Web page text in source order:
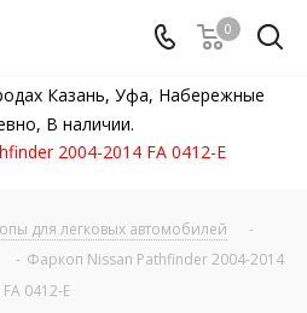
0
Казань, Уфа, Набережные
В наличии.
2004-2014 FA 0412-E
для легковых автомобилей
-
- Фаркоп Nissan Pathfinder 2004-2014
FA 0412-E